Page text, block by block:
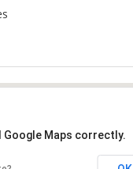
Google Maps correctly.